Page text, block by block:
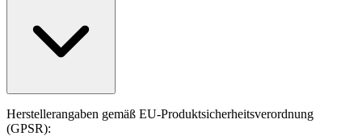
Herstellerangaben gemäß EU-Produktsicherheitsverordnung
(GPSR):